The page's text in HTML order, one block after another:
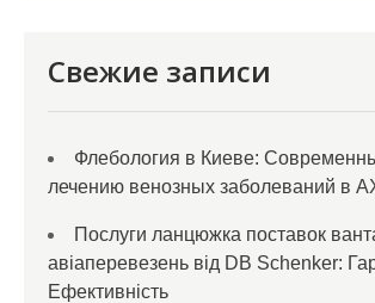
Свежие записи
Флебология в Киеве:
лечению венозных заболеваний в
Послуги ланцюжка поставок
авіаперевезень від DB Schenker:
Ефективність